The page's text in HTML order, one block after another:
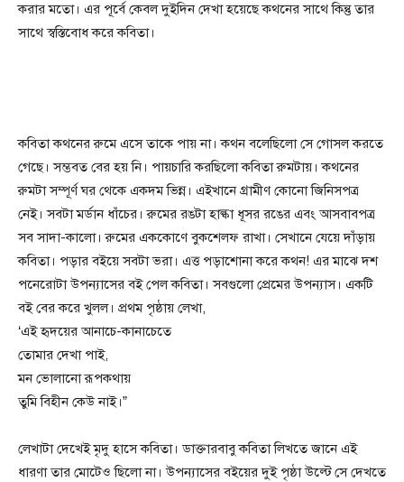
করার মতো। এর পূর্বে কেবল দুইদিন দেখা হয়েছে কথনের সাথে কিন্তু তার
সাথে স্বস্তিবোধ করে কবিতা।
কবিতা কথনের রুমে এসে তাকে পায় না। কথন বলেছিলো সে গোসল করতে
গেছে। সম্ভবত বের হয় নি। পায়চারি করছিলো কবিতা রুমটায়। কথনের
রুমটা সম্পূর্ণ ঘর থেকে একদম ভিন্ন। এইখানে গ্রামীণ কোনো জিনিসপত্র
নেই। সবটা মর্ডান ধাঁচের। রুমের রঙটা হাল্কা ধূসর রঙের এবং আসবাবপত্র
সব সাদা-কালো। রুমের এককোণে বুকশেলফ রাখা। সেখানে যেয়ে দাঁড়ায়
কবিতা। পড়ার বইয়ে সবটা ভরা। এত্ত পড়াশোনা করে কথন! এর মাঝে দশ
পনেরোটা উপন্যাসের বই পেল কবিতা। সবগুলো প্রেমের উপন্যাস। একটি
বই বের করে খুলল। প্রথম পৃষ্ঠায় লেখা,
‘এই হৃদয়ের আনাচে-কানাচেতে
তোমার দেখা পাই,
মন ভোলানো রূপকথায়
তুমি বিহীন কেউ নাই।”
লেখাটা দেখেই মৃদু হাসে কবিতা। ডাক্তারবাবু কবিতা লিখতে জানে এই
ধারণা তার মোটেও ছিলো না। উপন্যাসের বইয়ের দুই পৃষ্ঠা উল্টে সে দেখতে